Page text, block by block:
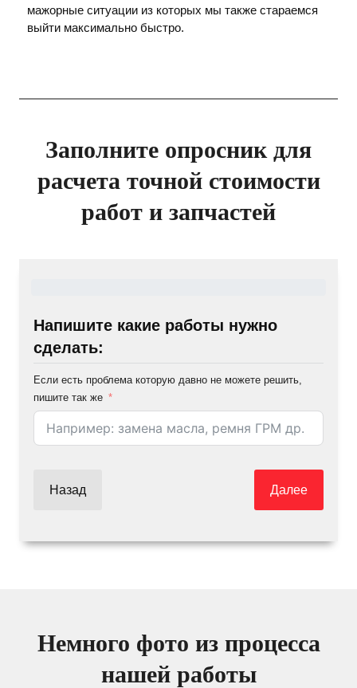
мажорные ситуации из которых мы также стараемся
выйти максимально быстро.
Заполните опросник для
расчета точной стоимости
работ и запчастей
Напишите какие работы нужно
сделать:
Если есть проблема которую давно не можете решить,
пишите так же
Назад Далее
Немного фото из процесса
нашей работы